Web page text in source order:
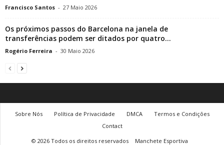
Francisco Santos - 27 Maio 2026
Os próximos passos do Barcelona na janela de
transferências podem ser ditados por quatro...
Rogério Ferreira - 30 Maio 2026
Sobre Nós Política de Privacidade DMCA
Termos e Condições
Contact
© 2026 Todos os direitos reservados
Manchete Esportiva